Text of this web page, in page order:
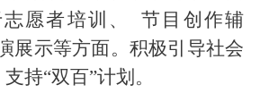
愿者培训、
节目创作辅
展示等方面。积极引导社会
支持“双百”计划。